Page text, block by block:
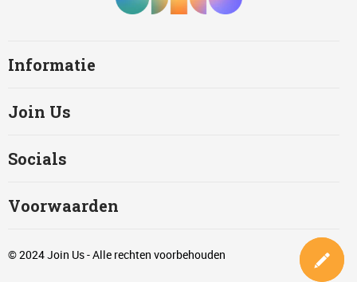
Informatie
Join Us
Socials
Voorwaarden
© 2024 Join Us - Alle rechten voorbehouden